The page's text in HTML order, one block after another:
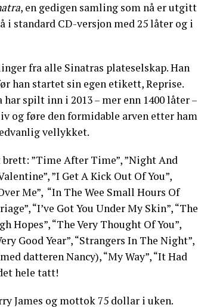
, en gedigen samling som nå er utgitt
i standard CD-versjon med 25 låter og i
fra alle Sinatras plateselskap. Han
han startet sin egen etikett, Reprise.
spilt inn i 2013 – mer enn 1400 låter –
og føre den formidable arven etter ham
vellykket.
brett: ”Time After Time”, ”Night And
”I Get A Kick Out Of You”,
Me”, “In The Wee Small Hours Of
“I’ve Got You Under My Skin”, “The
Hopes”, “The Very Thought Of You”,
Good Year”, “Strangers In The Night”,
datteren Nancy), “My Way”, “It Had
hele tatt!
James og mottok 75 dollar i uken.